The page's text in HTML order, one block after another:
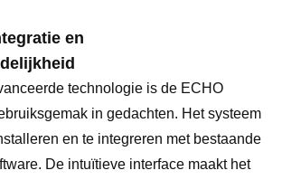
en
technologie is de ECHO
in gedachten. Het systeem
en te integreren met bestaande
De intuïtieve interface maakt het